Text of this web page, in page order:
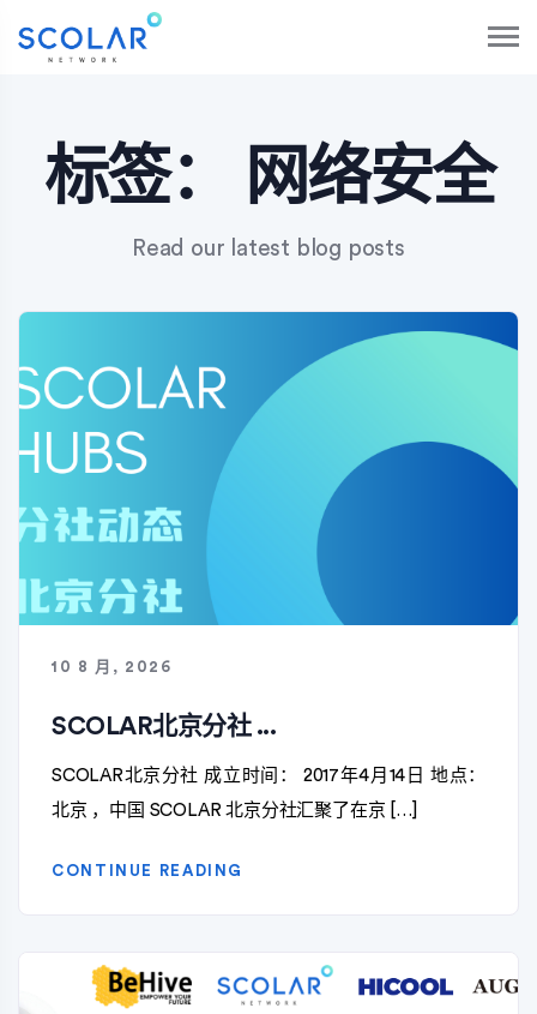
标签： 网络安全
Read our latest blog posts
10 8 月, 2026
SCOLAR北京分社 ...
SCOLAR北京分社 成立时间： 2017年4月14日 地点：
北京 ，中国 SCOLAR 北京分社汇聚了在京 […]
CONTINUE READING